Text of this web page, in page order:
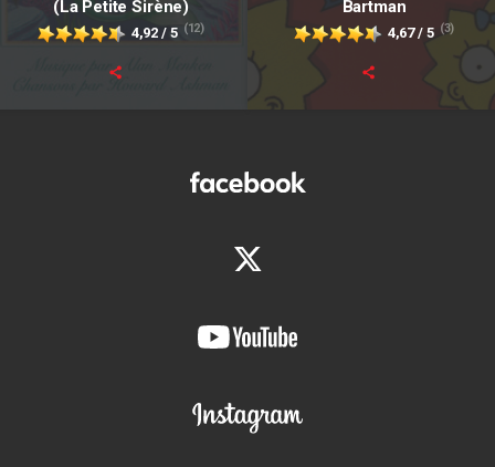
(La Petite Sirène)
4,92 / 5 (12)
Bartman
4,67 / 5 (3)